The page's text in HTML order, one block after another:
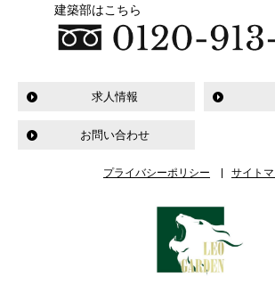
建築部はこちら
求人情報
お問い合わせ
プライバシーポリシー サイト